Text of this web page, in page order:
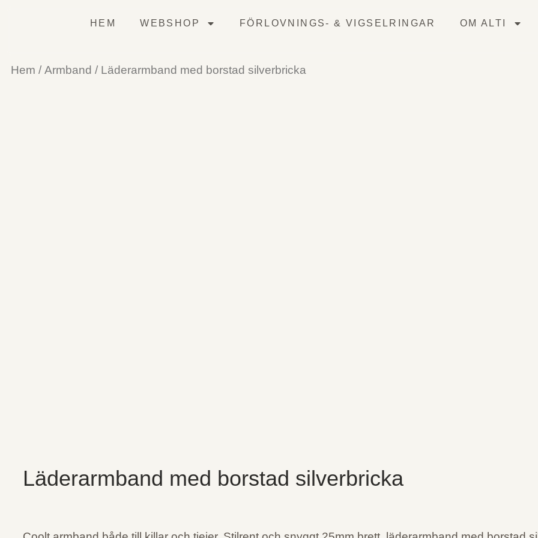
HEM WEBSHOP FÖRLOVNINGS- & VIGSELRINGAR OM ALTI
Hem / Armband / Läderarmband med borstad silverbricka
Läderarmband med borstad silverbricka